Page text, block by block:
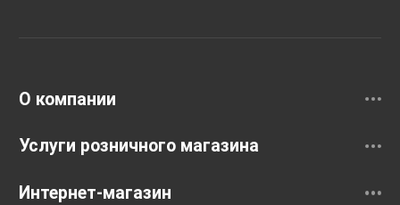
О компании
Услуги розничного магазина
Интернет-магазин